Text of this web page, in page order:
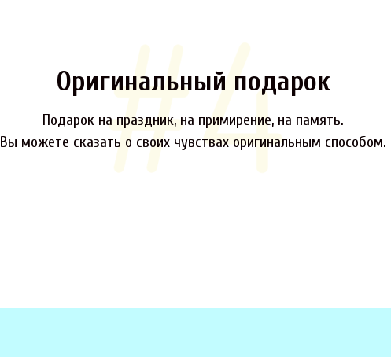
Оригинальный подарок
Подарок на праздник, на примирение, на память.
Вы можете сказать о своих чувствах оригинальным способом.